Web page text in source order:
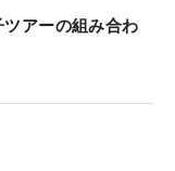
アーの組み合わ